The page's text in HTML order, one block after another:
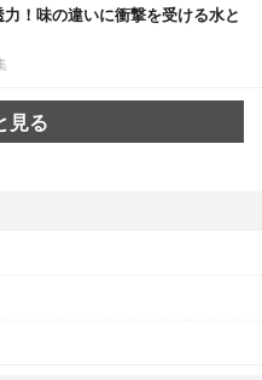
！味の違いに衝撃を受ける水と
見る